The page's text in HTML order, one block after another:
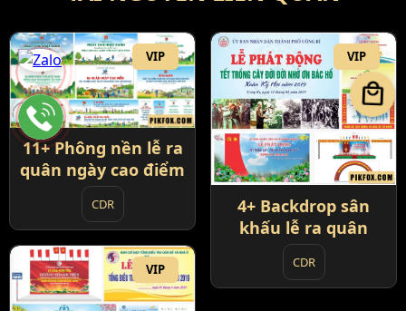
VIP
11+ Phông nền lễ ra
quân ngày cao điểm
CDR
VIP
4+ Backdrop sân
khấu lễ ra quân
CDR
VIP
local_mall